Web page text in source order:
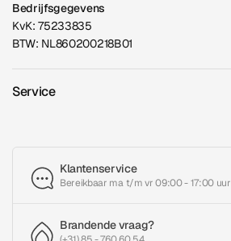
Bedrijfsgegevens
KvK: 75233835
BTW: NL860200218B01
Service
Klantenservice
Bereikbaar ma t/m vr 09:00 - 17:00 uur
Brandende vraag?